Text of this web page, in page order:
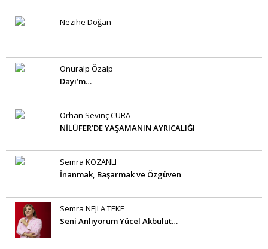
Nezihe Doğan
Onuralp Özalp
Dayı’m…
Orhan Sevinç CURA
NİLÜFER’DE YAŞAMANIN AYRICALIĞI
Semra KOZANLI
İnanmak, Başarmak ve Özgüven
Semra NEJLA TEKE
Seni Anlıyorum Yücel Akbulut…